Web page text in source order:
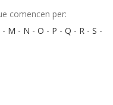
comencen per:
- M - N - O - P - Q - R - S -